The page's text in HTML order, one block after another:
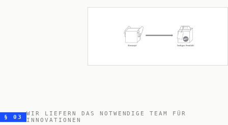
§ 03
WIR LIEFERN DAS NOTWENDIGE TEAM FÜR
INNOVATIONEN